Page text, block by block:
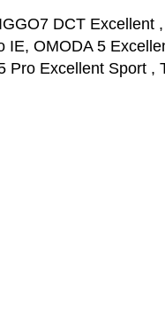
DCT Excellent
OMODA 5
Pro Excellent Sport ,